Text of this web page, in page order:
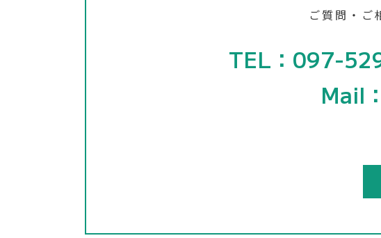
ご質問・ご
TEL：097-
Mail